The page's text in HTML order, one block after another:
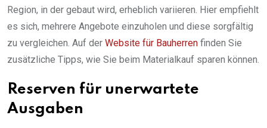
Region, in der gebaut wird, erheblich variieren. Hier empfiehlt
es sich, mehrere Angebote einzuholen und diese sorgfältig
zu vergleichen. Auf der Website für Bauherren finden Sie
zusätzliche Tipps, wie Sie beim Materialkauf sparen können.
Reserven für unerwartete
Ausgaben